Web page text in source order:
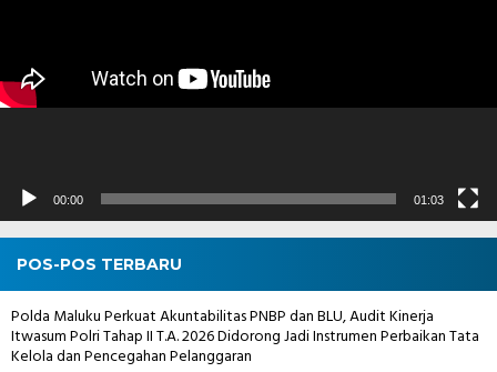
00:00 01:03
POS-POS TERBARU
Polda Maluku Perkuat Akuntabilitas PNBP dan BLU, Audit Kinerja
Itwasum Polri Tahap II T.A. 2026 Didorong Jadi Instrumen Perbaikan Tata
Kelola dan Pencegahan Pelanggaran